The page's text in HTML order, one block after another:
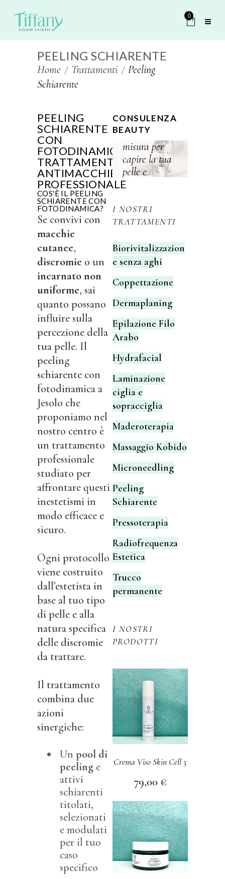
0
PEELING SCHIARENTE
Home Trattamenti
Peeling
Schiarente
PEELING
SCHIARENTE
CON
FOTODINAMICA:
TRATTAMENTO
ANTIMACCHIE
PROFESSIONALE
COS'È IL PEELING
SCHIARENTE CON
FOTODINAMICA?
Se convivi con
macchie
cutanee,
discromie o un
incarnato non
uniforme, sai
quanto possano
influire sulla
percezione della
tua pelle. Il
peeling
schiarente con
fotodinamica a
Jesolo che
proponiamo nel
nostro centro è
un trattamento
professionale
studiato per
affrontare questi
inestetismi in
modo efficace e
sicuro.
Ogni protocollo
viene costruito
dall’estetista in
base al tuo tipo
di pelle e alla
natura specifica
delle discromie
da trattare.
Il trattamento
combina due
azioni
sinergiche:
Un pool di
peeling e
attivi
schiarenti
titolati,
selezionati
e modulati
per il tuo
caso
specifico
CONSULENZA
BEAUTY
Scopri il
percorso su
misura per
capire la tua
pelle e
valorizzarla
I NOSTRI
TRATTAMENTI
Biorivitalizzazion
e senza aghi
Coppettazione
Dermaplaning
Epilazione Filo
Arabo
Hydrafacial
Laminazione
ciglia e
sopracciglia
Maderoterapia
Massaggio Kobido
Microneedling
Peeling
Schiarente
Pressoterapia
Radiofrequenza
Estetica
Trucco
permanente
I NOSTRI
PRODOTTI
Crema Viso Skin Cell 5
79,00 €